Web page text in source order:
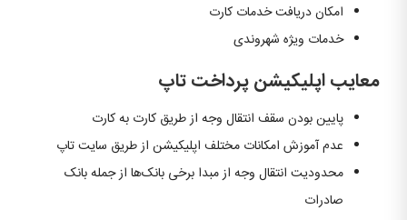
امکان دریافت خدمات کارت
خدمات ویژه شهروندی
معایب اپلیکیشن پرداخت تاپ
پایین بودن سقف انتقال وجه از طریق کارت به کارت
عدم آموزش امکانات مختلف اپلیکیشن از طریق سایت تاپ
محدودیت انتقال وجه از مبدا برخی بانک‌ها از جمله بانک
صادرات